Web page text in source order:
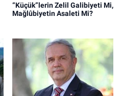
“Küçük”lerin Zelil Galibiyeti Mi,
Mağlûbiyetin Asaleti Mi?